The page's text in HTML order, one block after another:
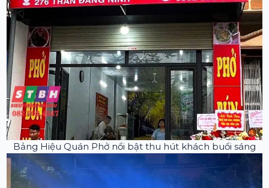
Bảng Hiệu Quán Phở nổi bật thu hút khách buổi sáng